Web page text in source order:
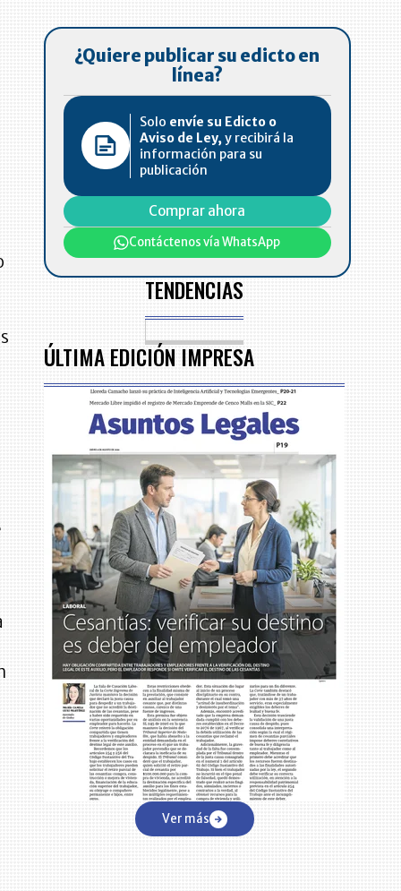
¿Quiere publicar su edicto en
línea?
Solo envíe su Edicto o
Aviso de Ley, y recibirá la
información para su
publicación
Comprar ahora
Contáctenos vía WhatsApp
TENDENCIAS
ÚLTIMA EDICIÓN IMPRESA
Ver más